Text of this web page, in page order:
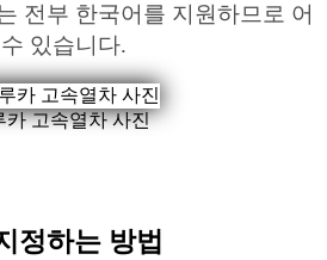
전부 한국어를 지원하므로 어
있습니다.
카 고속열차 사진
정하는 방법